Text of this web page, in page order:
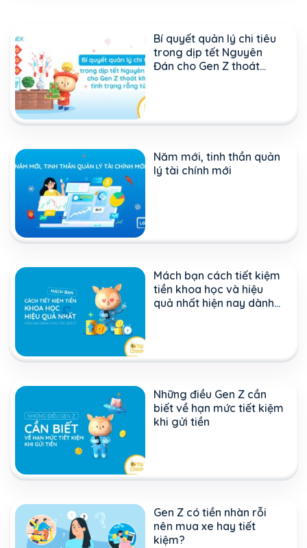
Bí quyết quản lý chi tiêu
trong dịp tết Nguyên
Đán cho Gen Z thoát
Năm mới, tinh thần quản
lý tài chính mới
Mách bạn cách tiết kiệm
tiền khoa học và hiệu
quả nhất hiện nay dành
Những điều Gen Z cần
biết về hạn mức tiết kiệm
khi gửi tiền
Gen Z có tiền nhàn rỗi
nên mua xe hay tiết
kiệm?